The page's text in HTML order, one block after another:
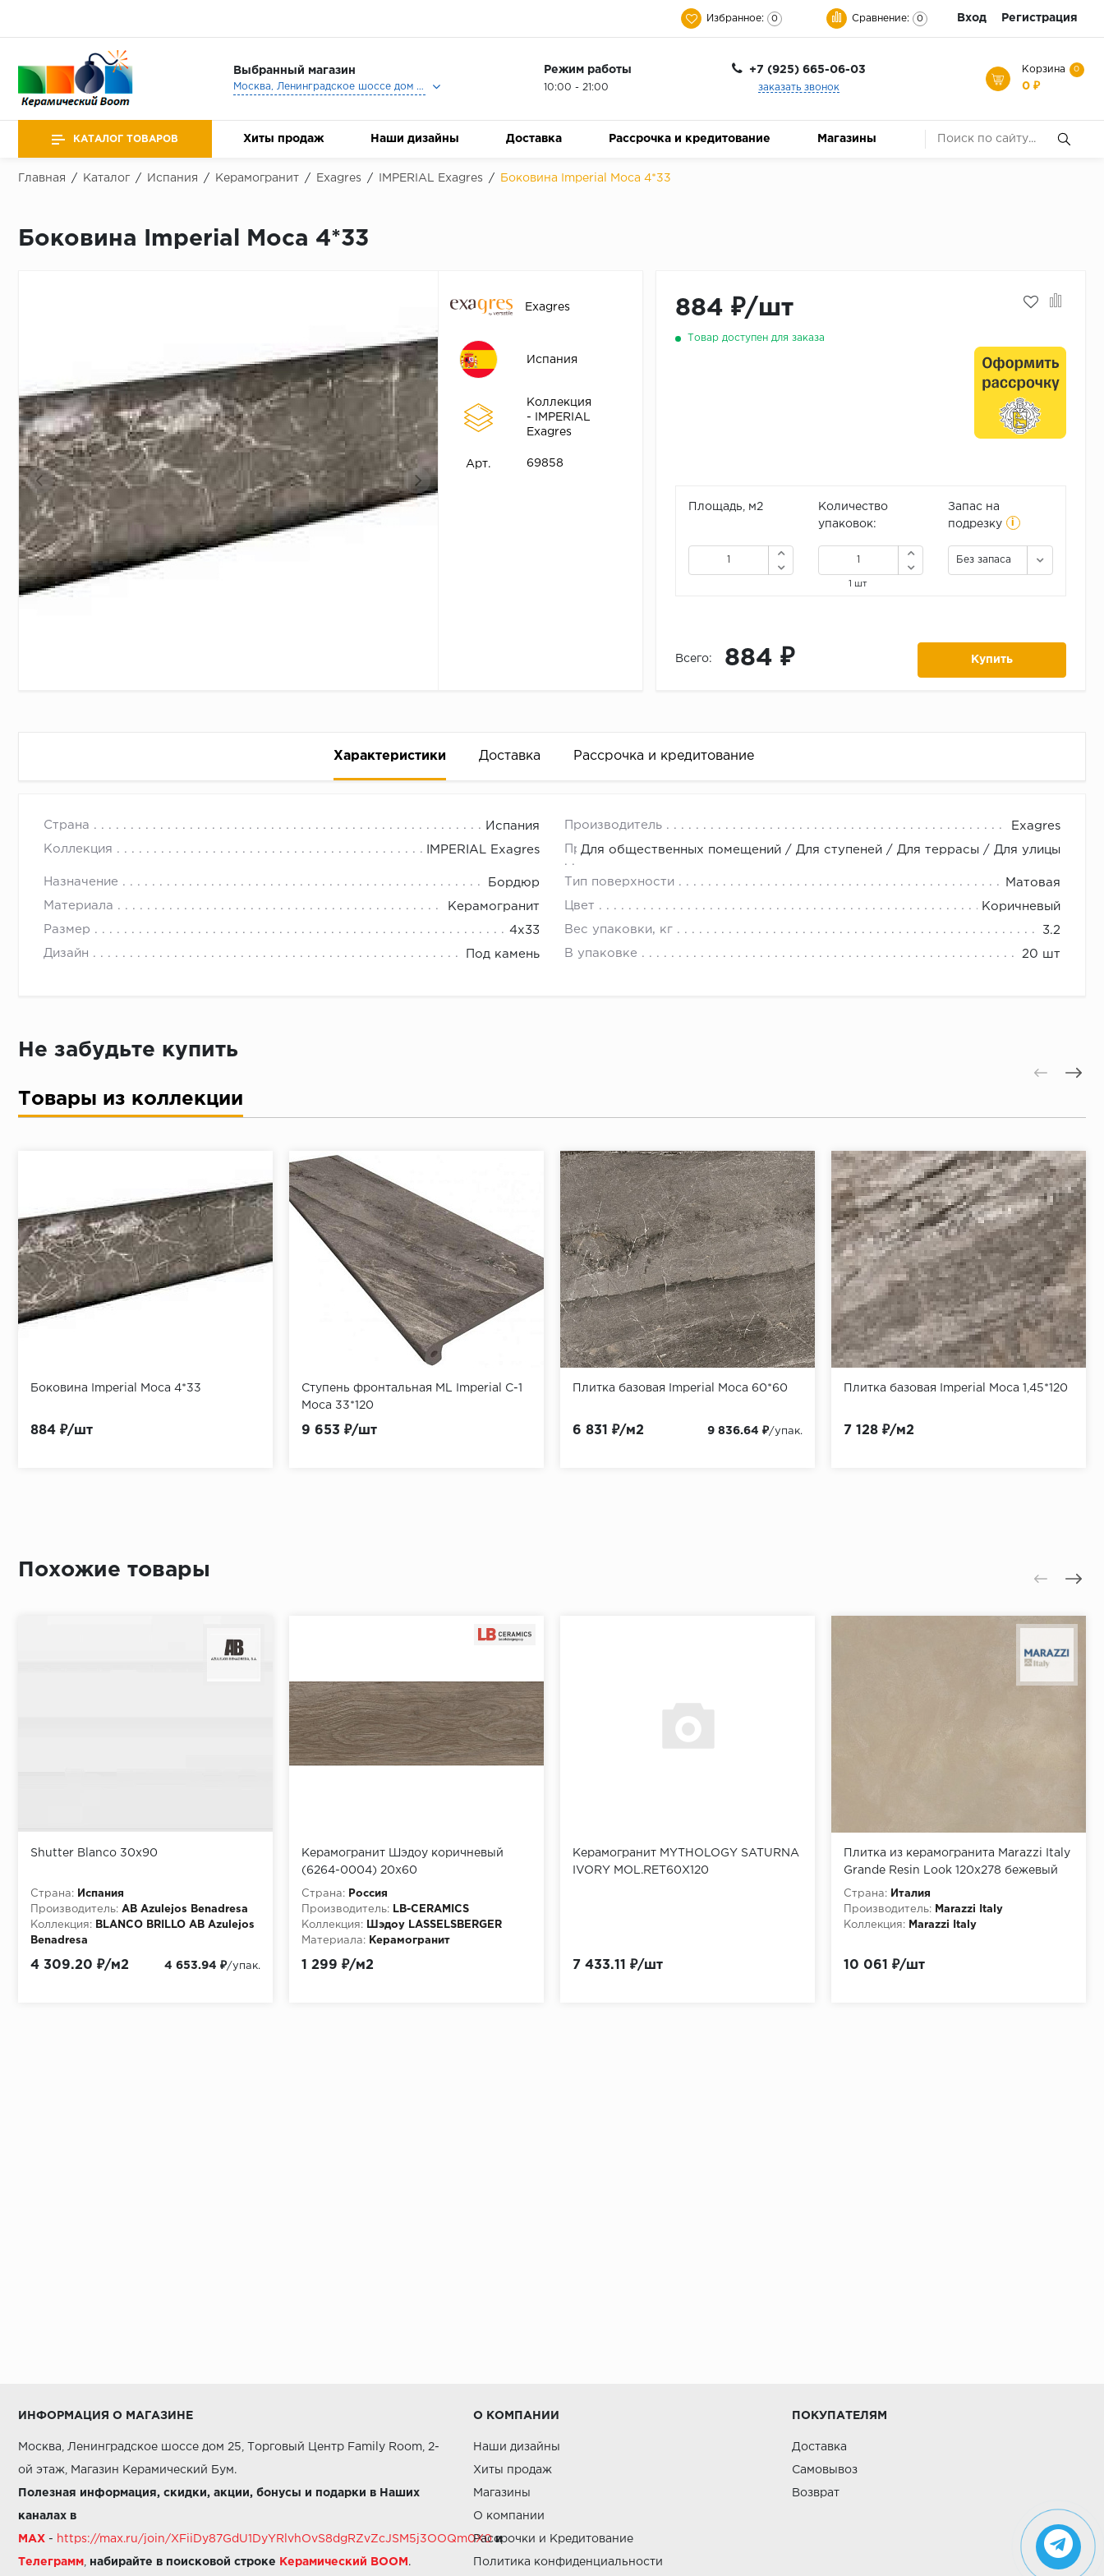
Избранное: 0 Сравнение: 0 Вход Регистрация
Выбранный магазин
Москва, Ленинградское шоссе дом 25, Торговый Центр Family Room, 2-ой этаж, Магазин Керамический Бум.
Режим работы
10:00 - 21:00
+7 (925) 665-06-03
заказать звонок
Корзина 0
0 ₽
КАТАЛОГ ТОВАРОВ Хиты продаж Наши дизайны Доставка Рассрочка и кредитование Магазины
Главная / Каталог / Испания / Керамогранит / Exagres / IMPERIAL Exagres / Боковина Imperial Moca 4*33
Боковина Imperial Moca 4*33
Exagres
Испания
Коллекция
- IMPERIAL
Exagres
Арт. 69858
884 ₽/шт
Товар доступен для заказа
Площадь, м2
Количество
упаковок:
1 шт
Запас на
подрезку
i
Без запаса
Всего: 884 ₽ Купить
Характеристики Доставка Рассрочка и кредитование
Страна Испания Производитель Exagres
Коллекция IMPERIAL Exagres Применение
Для общественных помещений / Для ступеней / Для террасы / Для улицы
Назначение Бордюр Тип поверхности Матовая
Материала Керамогранит Цвет Коричневый
Размер 4x33 Вес упаковки, кг 3.2
Дизайн Под камень В упаковке 20 шт
Рассрочка беспроцентная: вы не платите за пользование деньгами
Высокая вероятность одобрения: до 95%
Быстрое рассмотрение: решение от банка придет вам за 2 минуты прямо в форме заявки на той же странице
Достаточно только паспорта
Не забудьте купить
Товары из коллекции
Боковина Imperial Moca 4*33
884 ₽/шт
Ступень фронтальная ML Imperial C-1
Moca 33*120
9 653 ₽/шт
Плитка базовая Imperial Moca 60*60
6 831 ₽/м2 9 836.64 ₽/упак.
Плитка базовая Imperial Moca 1,45*120
7 128 ₽/м2
Похожие товары
Shutter Blanco 30x90
Страна:
Испания
Производитель: AB Azulejos Benadresa
Коллекция:
BLANCO BRILLO AB Azulejos
Benadresa
4 309.20 ₽/м2 4 653.94 ₽/упак.
Керамогранит Шэдоу коричневый
(6264-0004) 20x60
(0,96м2/61,44м2/64уп)
Страна:
Россия
Производитель:
LB-CERAMICS
Коллекция:
Шэдоу LASSELSBERGER
Материала:
Керамогранит
1 299 ₽/м2
Керамогранит MYTHOLOGY SATURNA
IVORY MOL.RET60X120
7 433.11 ₽/шт
Плитка из керамогранита Marazzi Italy
Grande Resin Look 120x278 бежевый
(M7GT)
Страна:
Италия
Производитель:
Marazzi Italy
Коллекция:
Marazzi Italy
10 061 ₽/шт
ИНФОРМАЦИЯ О МАГАЗИНЕ
Москва, Ленинградское шоссе дом 25, Торговый Центр Family Room, 2-
ой этаж, Магазин Керамический Бум.
Полезная информация, скидки, акции, бонусы и подарки в Наших
каналах в
MAX - https://max.ru/join/XFiiDy87GdU1DyYRlvhOvS8dgRZvZcJSM5j3OOQm0X0 и
Телеграмм набирайте в поисковой строке Керамический BOOM .
О КОМПАНИИ
Наши дизайны
Хиты продаж
Магазины
О компании
Рассрочки и Кредитование
Политика конфиденциальности
ПОКУПАТЕЛЯМ
Доставка
Самовывоз
Возврат